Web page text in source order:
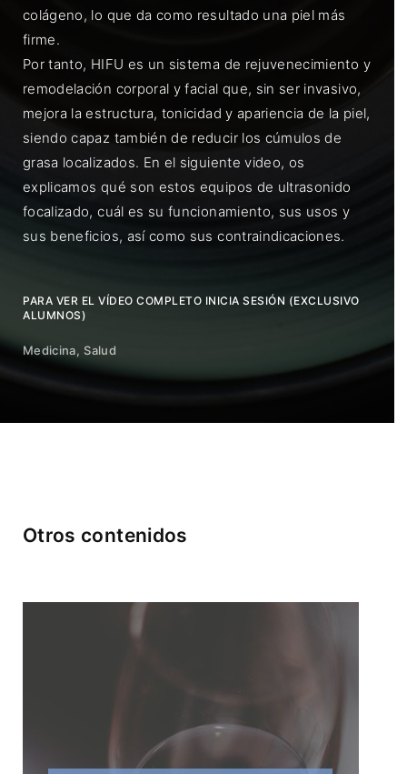
colágeno, lo que da como resultado una piel más
firme.
Por tanto, HIFU es un sistema de rejuvenecimiento y
remodelación corporal y facial que, sin ser invasivo,
mejora la estructura, tonicidad y apariencia de la piel,
siendo capaz también de reducir los cúmulos de
grasa localizados. En el siguiente video, os
explicamos qué son estos equipos de ultrasonido
focalizado, cuál es su funcionamiento, sus usos y
sus beneficios, así como sus contraindicaciones.
PARA VER EL VÍDEO COMPLETO INICIA SESIÓN (EXCLUSIVO
ALUMNOS)
Medicina Salud
Otros contenidos